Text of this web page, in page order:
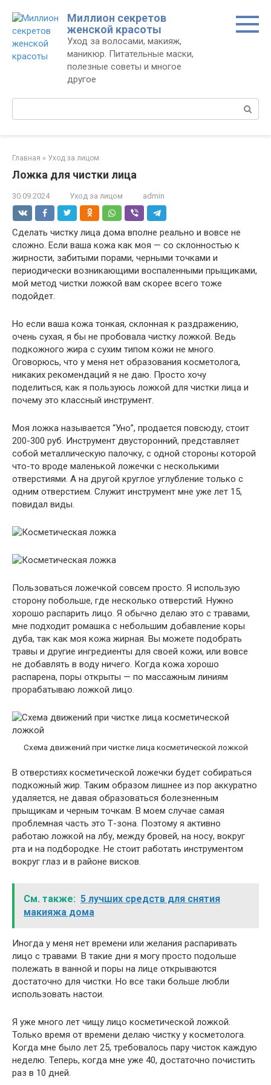
контенту
Миллион секретов
женской красоты
Уход за волосами, макияж,
маникюр. Питательные маски,
полезные советы и многое
другое
Главная » Уход за лицом
Ложка для чистки лица
30.09.2024 Уход за лицом admin
Сделать чистку лица дома вполне реально и вовсе не
сложно. Если ваша кожа как моя — со склонностью к
жирности, забитыми порами, черными точками и
периодически возникающими воспаленными прыщиками,
мой метод чистки ложкой вам скорее всего тоже
подойдет.
Но если ваша кожа тонкая, склонная к раздражению,
очень сухая, я бы не пробовала чистку ложкой. Ведь
подкожного жира с сухим типом кожи не много.
Оговорюсь, что у меня нет образования косметолога,
никаких рекомендаций я не даю. Просто хочу
поделиться, как я пользуюсь ложкой для чистки лица и
почему это классный инструмент.
Моя ложка называется “Уно”, продается повсюду, стоит
200-300 руб. Инструмент двусторонний, представляет
собой металлическую палочку, с одной стороны которой
что-то вроде маленькой ложечки с несколькими
отверстиями. А на другой круглое углубление только с
одним отверстием. Служит инструмент мне уже лет 15,
повидал виды.
Пользоваться ложечкой совсем просто. Я использую
сторону побольше, где несколько отверстий. Нужно
хорошо распарить лицо. Я обычно делаю это с травами,
мне подходит ромашка с небольшим добавление коры
дуба, так как моя кожа жирная. Вы можете подобрать
травы и другие ингредиенты для своей кожи, или вовсе
не добавлять в воду ничего. Когда кожа хорошо
распарена, поры открыты — по массажным линиям
прорабатываю ложкой лицо.
Схема движений при чистке лица косметической ложкой
В отверстиях косметической ложечки будет собираться
подкожный жир. Таким образом лишнее из пор аккуратно
удаляется, не давая образоваться болезненным
прыщикам и черным точкам. В моем случае самая
проблемная часть это Т-зона. Поэтому я активно
работаю ложкой на лбу, между бровей, на носу, вокруг
рта и на подбородке. Не стоит работать инструментом
вокруг глаз и в районе висков.
См. также: 5 лучших средств для снятия
макияжа дома
Иногда у меня нет времени или желания распаривать
лицо с травами. В такие дни я могу просто подольше
полежать в ванной и поры на лице открываются
достаточно для чистки. Но все таки больше любли
использовать настои.
Я уже много лет чищу лицо косметической ложкой.
Только время от времени делаю чистку у косметолога.
Когда мне было лет 25, требовалось пару чисток каждую
неделю. Теперь, когда мне уже 40, достаточно почистить
раз в 10 дней.